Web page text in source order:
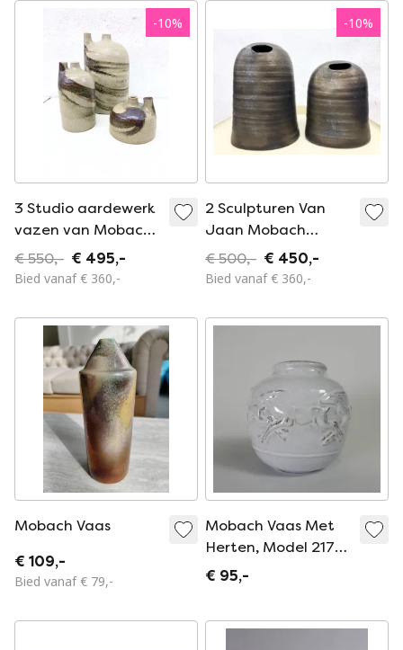
-10%
3 Studio aardewerk
vazen van Mobach
Nederland Design
Joke Stroes jaren
€ 550,- € 495,-
Bied vanaf € 360,-
-10%
2 Sculpturen Van
Jaan Mobach
Studio Keramiek
Gesigneerd 60s 70s
€ 500,- € 450,-
Bied vanaf € 360,-
Mobach Vaas
€ 109,-
Bied vanaf € 79,-
Mobach Vaas Met
Herten, Model 217
Door Bouke En Klaas
€ 95,-